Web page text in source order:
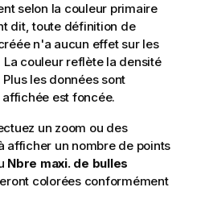
selon la couleur primaire
dit, toute définition de
n'a aucun effet sur les
couleur reflète la densité
les données sont
est foncée.
un zoom ou des
afficher un nombre de points
Nbre maxi. de bulles
colorées conformément